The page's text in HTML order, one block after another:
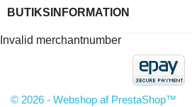
BUTIKSINFORMATION
Invalid merchantnumber
© 2026 - Webshop af PrestaShop™